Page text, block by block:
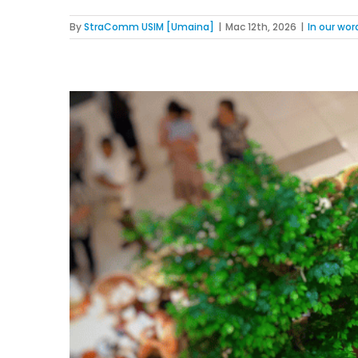
ByStraComm USIM [Umaina] | Mac 12th, 2026 | In our